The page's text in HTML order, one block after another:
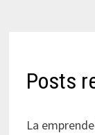
Posts
La